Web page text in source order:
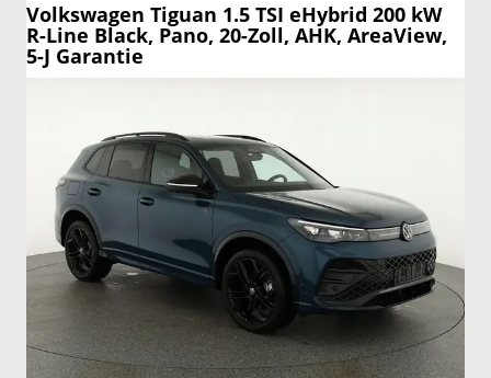
Volkswagen Tiguan 1.5 TSI eHybrid 200 kW
R-Line Black, Pano, 20-Zoll, AHK, AreaView,
5-J Garantie